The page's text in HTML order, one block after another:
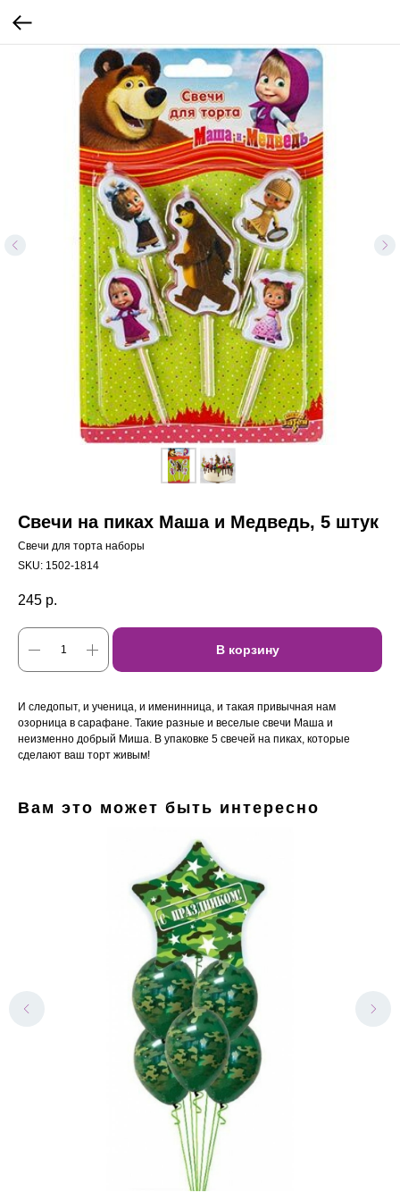
Свечи на пиках Маша и Медведь, 5 штук
Свечи для торта наборы
SKU: 1502-1814
245 р.
В корзину
И следопыт, и ученица, и именинница, и такая привычная нам
озорница в сарафане. Такие разные и веселые свечи Маша и
неизменно добрый Миша. В упаковке 5 свечей на пиках, которые
сделают ваш торт живым!
Вам это может быть интересно